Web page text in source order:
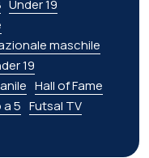
Under 19
maschile
19
Hall of Fame
a 5 Futsal TV